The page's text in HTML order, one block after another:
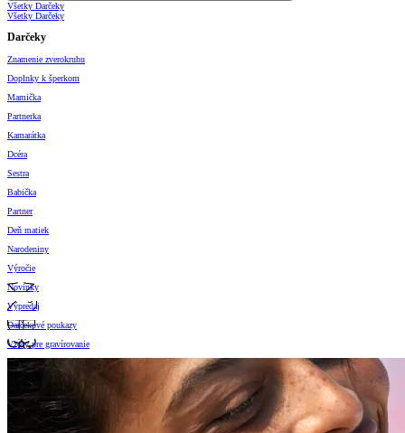
Všetky Darčeky
Všetky Darčeky
Darčeky
Znamenie zverokruhu
Doplnky k šperkom
Mamička
Partnerka
Kamarátka
Dcéra
Sestra
Babička
Partner
Deň matiek
Narodeniny
Výročie
Novinky
Výpredaj
Darčekové poukazy
Vzory pre gravírovanie